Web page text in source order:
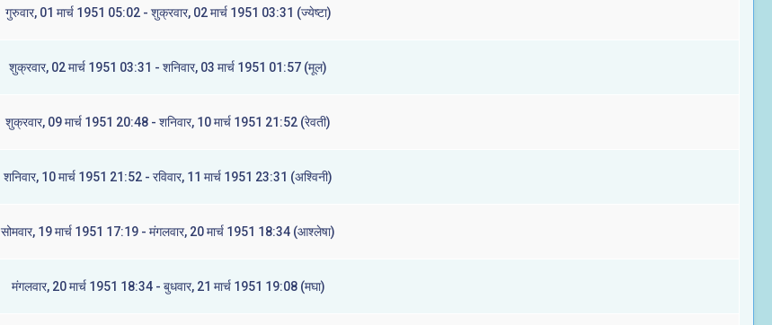
गुरुवार, 01 मार्च 1951 05:02 - शुक्रवार, 02 मार्च 1951 03:31 (ज्येष्टा)
शुक्रवार, 02 मार्च 1951 03:31 - शनिवार, 03 मार्च 1951 01:57 (मूल)
शुक्रवार, 09 मार्च 1951 20:48 - शनिवार, 10 मार्च 1951 21:52 (रेवती)
शनिवार, 10 मार्च 1951 21:52 - रविवार, 11 मार्च 1951 23:31 (अश्विनी)
सोमवार, 19 मार्च 1951 17:19 - मंगलवार, 20 मार्च 1951 18:34 (आश्लेषा)
मंगलवार, 20 मार्च 1951 18:34 - बुधवार, 21 मार्च 1951 19:08 (मघा)